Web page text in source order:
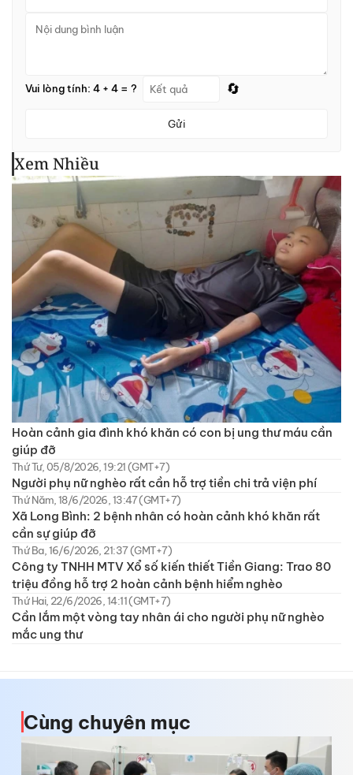
Vui lòng tính: 4 + 4 = ? 🔄
Gửi
Xem Nhiều
Hoàn cảnh gia đình khó khăn có con bị ung thư máu cần
giúp đỡ
Thứ Tư, 05/8/2026, 19:21 (GMT+7)
Người phụ nữ nghèo rất cần hỗ trợ tiền chi trả viện phí
Thứ Năm, 18/6/2026, 13:47 (GMT+7)
Xã Long Bình: 2 bệnh nhân có hoàn cảnh khó khăn rất
cần sự giúp đỡ
Thứ Ba, 16/6/2026, 21:37 (GMT+7)
Công ty TNHH MTV Xổ số kiến thiết Tiền Giang: Trao 80
triệu đồng hỗ trợ 2 hoàn cảnh bệnh hiểm nghèo
Thứ Hai, 22/6/2026, 14:11 (GMT+7)
Cần lắm một vòng tay nhân ái cho người phụ nữ nghèo
mắc ung thư
Cùng chuyên mục